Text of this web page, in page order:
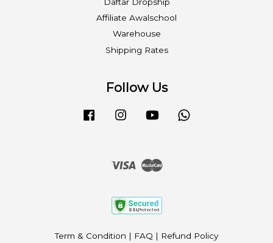
Affiliate Awalschool
Warehouse
Shipping Rates
Follow Us
FacebookInstagramYouTube
Visa Master
Term & Condition | FAQ | Refund Policy